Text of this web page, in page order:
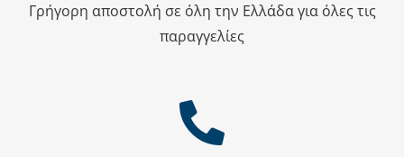
Γρήγορη αποστολή σε όλη την Ελλάδα για όλες τις
παραγγελίες